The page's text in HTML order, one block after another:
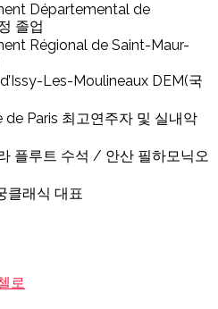
Départemental de
졸업
Régional de Saint-Maur-
Les-Moulineaux DEM(국
Paris 최고연주자 및 실내악
플루트 수석 / 안산 필하모닉오
클래식 대표